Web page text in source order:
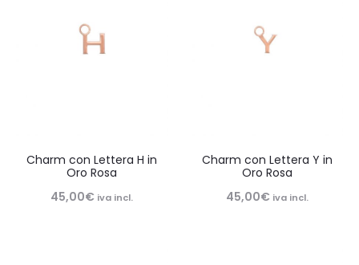
Charm con Lettera H in
Oro Rosa
45,00€ iva incl.
Charm con Lettera Y in
Oro Rosa
45,00€ iva incl.